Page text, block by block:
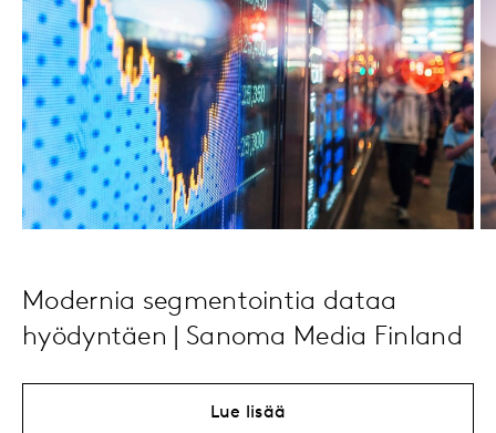
Modernia segmentointia dataa
hyödyntäen | Sanoma Media Finland
Lue lisää